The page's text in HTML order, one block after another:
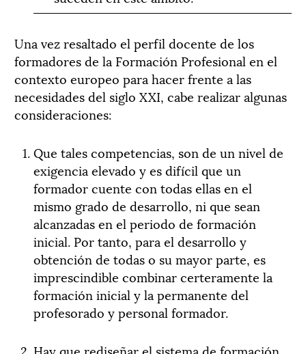
Una vez resaltado el perfil docente de los
formadores de la Formación Profesional en el
contexto europeo para hacer frente a las
necesidades del siglo XXI, cabe realizar algunas
consideraciones:
Que tales competencias, son de un nivel de
exigencia elevado y es difícil que un
formador cuente con todas ellas en el
mismo grado de desarrollo, ni que sean
alcanzadas en el periodo de formación
inicial. Por tanto, para el desarrollo y
obtención de todas o su mayor parte, es
imprescindible combinar certeramente la
formación inicial y la permanente del
profesorado y personal formador.
Hay que rediseñar el sistema de formación